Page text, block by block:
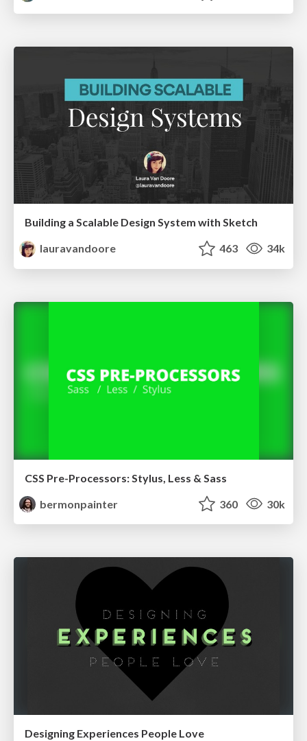
Building a Scalable Design System with Sketch
lauravandoore
463 34k
CSS Pre-Processors: Stylus, Less & Sass
bermonpainter
360 30k
Designing Experiences People Love